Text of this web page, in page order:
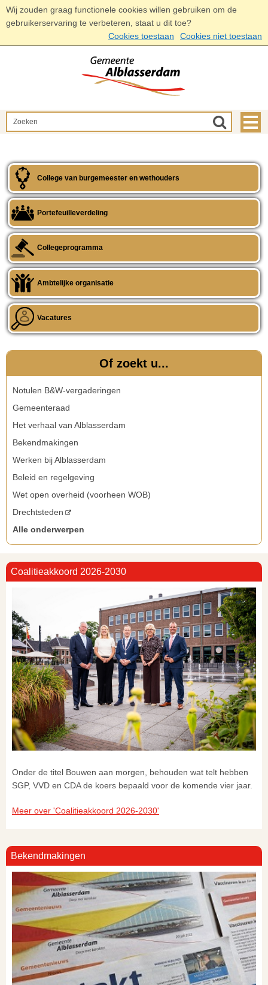
Wij zouden graag functionele cookies willen gebruiken om de
gebruikerservaring te verbeteren, staat u dit toe?
Cookies toestaan
Cookies niet toestaan
College van burgemeester en wethouders
Portefeuilleverdeling
Collegeprogramma
Ambtelijke organisatie
Vacatures
Of zoekt u...
Notulen B&W-vergaderingen
Gemeenteraad
Het verhaal van Alblasserdam
Bekendmakingen
Werken bij Alblasserdam
Beleid en regelgeving
Wet open overheid (voorheen WOB)
Drechtsteden
Alle onderwerpen
Coalitieakkoord 2026-2030
Onder de titel Bouwen aan morgen, behouden wat telt hebben
SGP, VVD en CDA de koers bepaald voor de komende vier jaar.
Meer over 'Coalitieakkoord 2026-2030'
Bekendmakingen